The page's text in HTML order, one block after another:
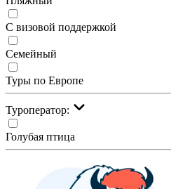
С визовой поддержкой
Семейный
Туры по Европе
Туроператор:
Голубая птица